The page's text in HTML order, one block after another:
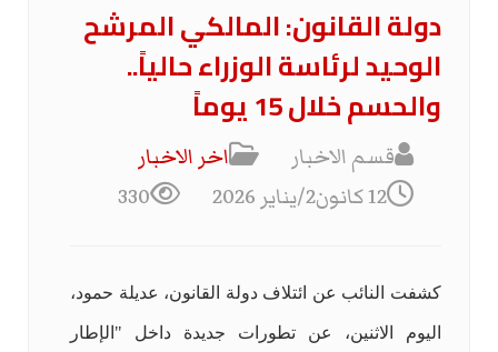
دولة القانون: المالكي المرشح
الوحيد لرئاسة الوزراء حالياً..
والحسم خلال 15 يوماً
قسم الاخبار
اخر الاخبار
12 كانون2/يناير 2026
330
كشفت النائب عن ائتلاف دولة القانون، عديلة حمود،
اليوم الاثنين، عن تطورات جديدة داخل "الإطار